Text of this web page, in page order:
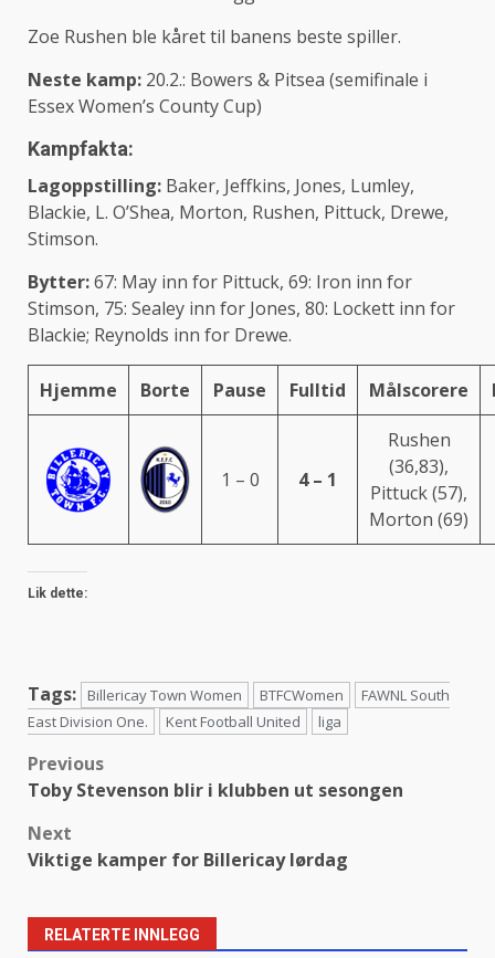
Zoe Rushen ble kåret til banens beste spiller.
Neste kamp: 20.2.: Bowers & Pitsea (semifinale i
Essex Women’s County Cup)
Kampfakta:
Lagoppstilling: Baker, Jeffkins, Jones, Lumley,
Blackie, L. O’Shea, Morton, Rushen, Pittuck, Drewe,
Stimson.
Bytter:67: May inn for Pittuck, 69: Iron inn for
Stimson, 75: Sealey inn for Jones, 80: Lockett inn for
Blackie; Reynolds inn for Drewe.
Hjemme Borte Pause Fulltid Målscorere
1 – 0 4 – 1
Rushen
(36,83),
Pittuck (57),
Morton (69)
Lik dette:
Tags: Billericay Town Women BTFCWomen
FAWNL South
East Division One.
Kent Football United liga
Post
navigation
Previous
Toby Stevenson blir i klubben ut sesongen
Next
Viktige kamper for Billericay lørdag
RELATERTE INNLEGG